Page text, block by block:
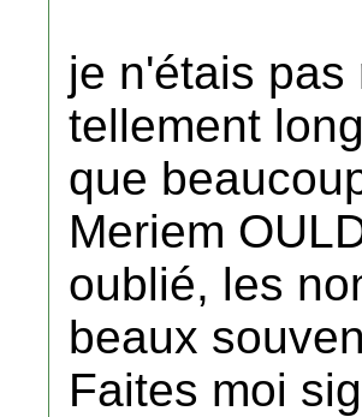
je n'étais
tellement
que
Meriem
oublié, les
beaux
Faites moi